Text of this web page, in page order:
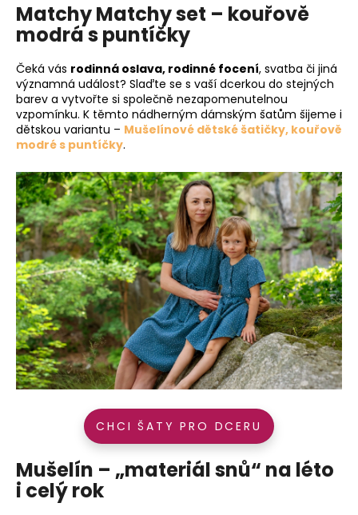
Matchy Matchy set – kouřově
modrá s puntíčky
Čeká vás rodinná oslava, rodinné focení, svatba či jiná
významná událost? Slaďte se s vaší dcerkou do stejných
barev a vytvořte si společně nezapomenutelnou
vzpomínku. K těmto nádherným dámským šatům šijeme i
dětskou variantu – Mušelínové dětské šatičky, kouřově
modré s puntíčky.
CHCI ŠATY PRO DCERU
Mušelín – „materiál snů“ na léto
i celý rok